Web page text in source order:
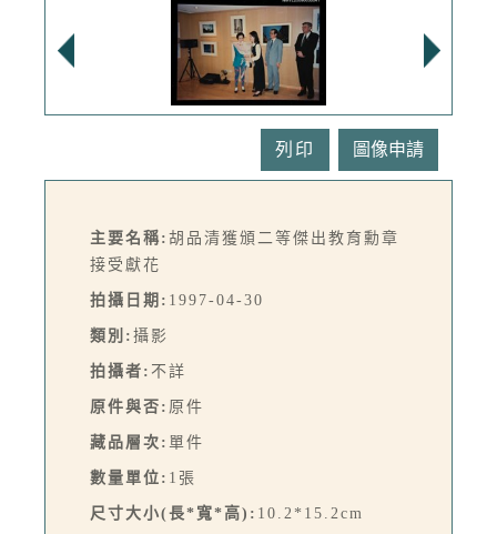
列印
主要名稱: 胡品清獲頒二等傑出教育勳章
接受獻花
拍攝日期: 1997-04-30
類別: 攝影
拍攝者: 不詳
原件與否: 原件
藏品層次: 單件
數量單位: 1張
尺寸大小(長*寬*高): 10.2*15.2cm